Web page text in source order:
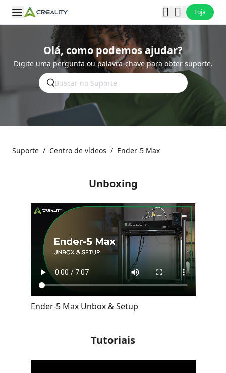
Loja
Olá, como podemos ajudar?
Digite uma pergunta ou palavra-chave para obter suporte.
Suporte / Centro de vídeos / Ender-5 Max
Unboxing
Ender-5 Max Unbox & Setup
Tutoriais